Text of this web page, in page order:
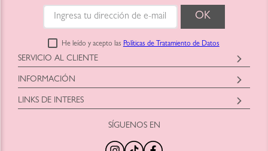
He leído y acepto las Políticas de Tratamiento de Datos
SERVICIO AL CLIENTE
Horario: Lunes a Viernes
9:00am a 6:00pm
shop@blush-bar.com
INFORMACIÓN
Blush-Bar SAS
Correo:shop@blush-bar.com
LINKS DE INTERES
Marcas Cruelty Free
Retira en Tienda
SÍGUENOS EN